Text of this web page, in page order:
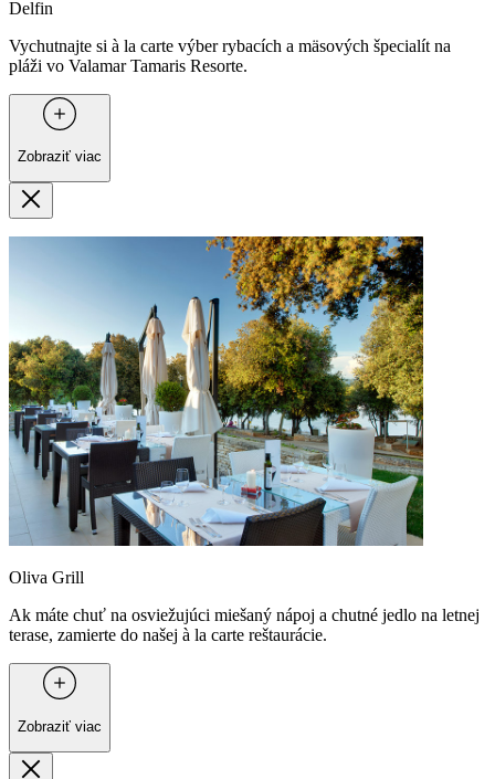
Delfin
Vychutnajte si à la carte výber rybacích a mäsových špecialít na
pláži vo Valamar Tamaris Resorte.
Zobraziť viac
Oliva Grill
Ak máte chuť na osviežujúci miešaný nápoj a chutné jedlo na letnej
terase, zamierte do našej à la carte reštaurácie.
Zobraziť viac